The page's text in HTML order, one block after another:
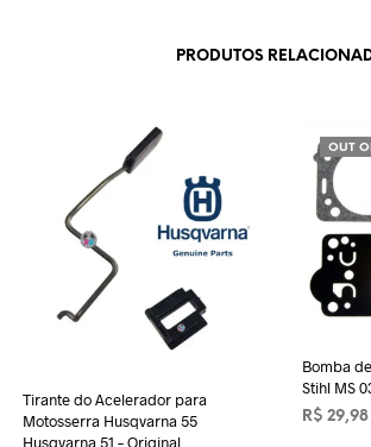
PRODUTOS
Tirante do Acelerador para
Motosserra Husqvarna 55
Husqvarna 51 – Original
OUT
Bomba
Stihl MS
R$ 29,98